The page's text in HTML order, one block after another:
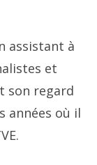
assistant à
et
son regard
années où il